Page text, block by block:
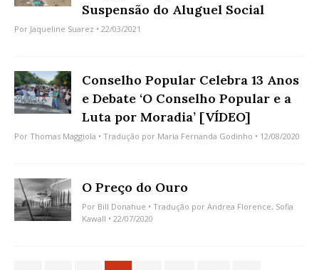
Suspensão do Aluguel Social
Por Jaqueline Suarez • 22/03/2021
Conselho Popular Celebra 13 Anos
e Debate ‘O Conselho Popular e a
Luta por Moradia’ [VÍDEO]
Por Thomas Maggiola • Tradução por Maria Fernanda Godinho • 12/08/2020
O Preço do Ouro
Por Bill Donahue • Tradução por Andrea Florence, Sofia
Kawall • 22/07/2020